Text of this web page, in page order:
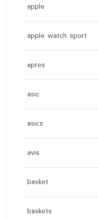
apple
apple watch sport
apres
asic
asics
avis
basket
baskets